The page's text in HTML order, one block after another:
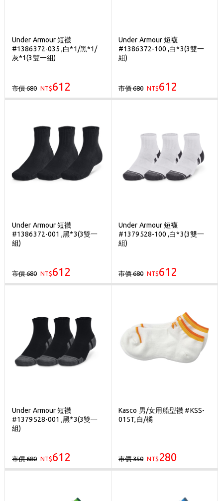
Under Armour 短襪
#1386372-035 ,白*1/黑*1/
灰*1(3雙一組)
市價 680 NT$612
Under Armour 短襪
#1386372-100 ,白*3(3雙一
組)
市價 680 NT$612
Under Armour 短襪
#1386372-001 ,黑*3(3雙一
組)
市價 680 NT$612
Under Armour 短襪
#1379528-100 ,白*3(3雙一
組)
市價 680 NT$612
Under Armour 短襪
#1379528-001 ,黑*3(3雙一
組)
市價 680 NT$612
Kasco 男/女用船型襪 #KSS-
015T,白/橘
市價 350 NT$ 280